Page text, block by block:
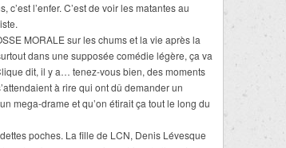
l’enfer. C’est de voir les matantes au
MORALE sur les chums et la vie après la
dans une supposée comédie légère, ça va
dit, il y a… tenez-vous bien, des moments
à rire qui ont dû demander un
mega-drame et qu’on étirait ça tout le long du
poches. La fille de LCN, Denis Lévesque